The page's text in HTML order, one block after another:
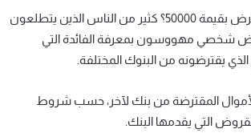
ما هي الفائدة على قرض بقيمة 50000؟ كثير من الناس الذين يتطلعون
شخصي مهووسون بمعرفة الفائدة التي
الذي يقترضونه من البنوك المختلفة.
المقترضة من بنك لآخر، حسب شروط
التي يقدمها البنك.